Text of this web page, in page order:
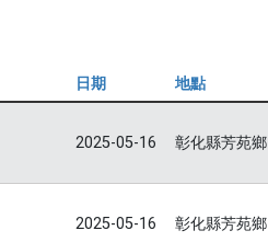
日期 地點
2025-05-16 彰化縣芳苑鄉
2025-05-16 彰化縣芳苑鄉